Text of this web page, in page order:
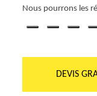
Nous pourrons les
DEVIS